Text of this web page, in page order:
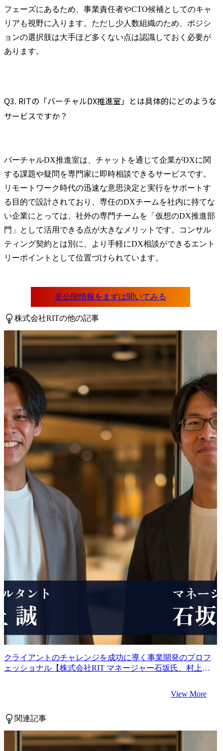
フェーズにあるため、事業責任者やCTO候補としてのキャ
リアも視野に入ります。ただし少人数組織のため、ポジシ
ョンの選択肢は大手ほど多くない点は認識しておく必要が
あります。
Q3. RITの「バーチャルDX推進室」とは具体的にどのような
サービスですか？
バーチャルDX推進室は、チャットを通じて企業がDXに関
する課題や疑問を専門家に即時相談できるサービスです。
リモートワーク時代の迅速な意思決定と実行をサポートす
る目的で設計されており、専任のDXチームを社内に持てな
い企業にとっては、社外の専門チームを「仮想のDX推進部
門」として活用できる点が大きなメリットです。コンサル
ティング契約とは別に、より手軽にDX相談ができるエント
リーポイントとして位置づけられています。
株式会社RITの他の記事
クライアントのチャレンジを成功に導く事業開発のプロフ
ェッショナル【株式会社RIT マネージャー石坂氏、村上氏
View More
関連記事